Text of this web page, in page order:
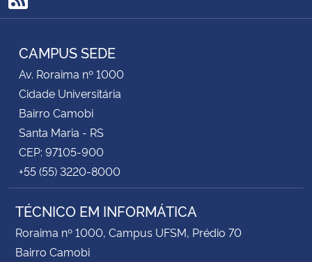
RSS
CAMPUS SEDE
Av. Roraima nº 1000
Cidade Universitária
Bairro Camobi
Santa Maria - RS
CEP: 97105-900
+55 (55) 3220-8000
TÉCNICO EM INFORMÁTICA
Roraima nº 1000, Campus UFSM, Prédio 70
Bairro Camobi